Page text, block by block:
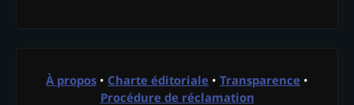
À propos • Charte éditoriale • Transparence •
Procédure de réclamation